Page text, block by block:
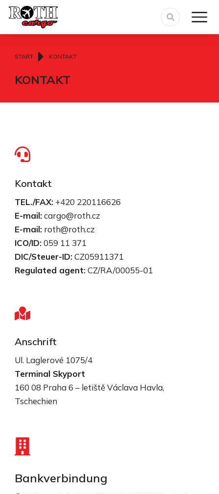
Sie befinden sich hier:
START KONTAKT
KONTAKT
Kontakt
TEL./FAX: +420 220116626
E-mail:cargo@roth.cz
E-mail: roth@roth.cz
ICO/ID:059 11 371
DIC/Steuer-ID:CZ05911371
Regulated agent:CZ/RA/00055-01
Anschrift
Ul. Laglerové 1075/4
Terminal Skyport
160 08 Praha 6 – letiště Václava Havla,
Tschechien
Bankverbindung